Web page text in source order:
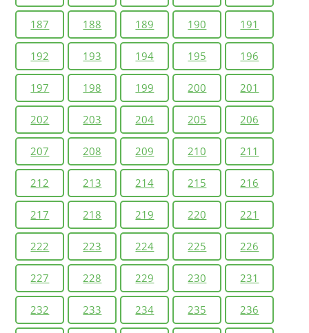
187 188 189 190 191
192 193 194 195 196
197 198 199 200 201
202 203 204 205 206
207 208 209 210 211
212 213 214 215 216
217 218 219 220 221
222 223 224 225 226
227 228 229 230 231
232 233 234 235 236